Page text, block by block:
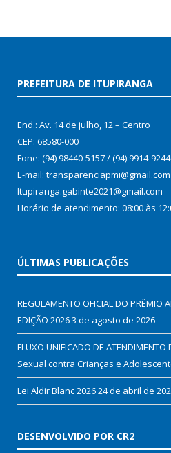
PREFEITURA DE ITUPIRANGA
End.: Av. 14 de julho, 12 – Centro
CEP: 68580-000
Fone: (94) 98440-5157 / (94) 9914-
E-mail:
Itupiranga.gabinte2021@gmail.com
Horário de atendimento: 08:00 às
ÚLTIMAS PUBLICAÇÕES
REGULAMENTO OFICIAL DO PRÊMIO
EDIÇÃO 20263 de agosto de 2026
FLUXO UNIFICADO DE
Sexual contra Crianças e
Lei Aldir Blanc 202624 de abril de
DESENVOLVIDO POR CR2